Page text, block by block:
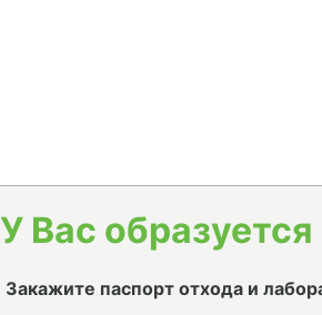
У Вас
Закажите паспорт отхода и